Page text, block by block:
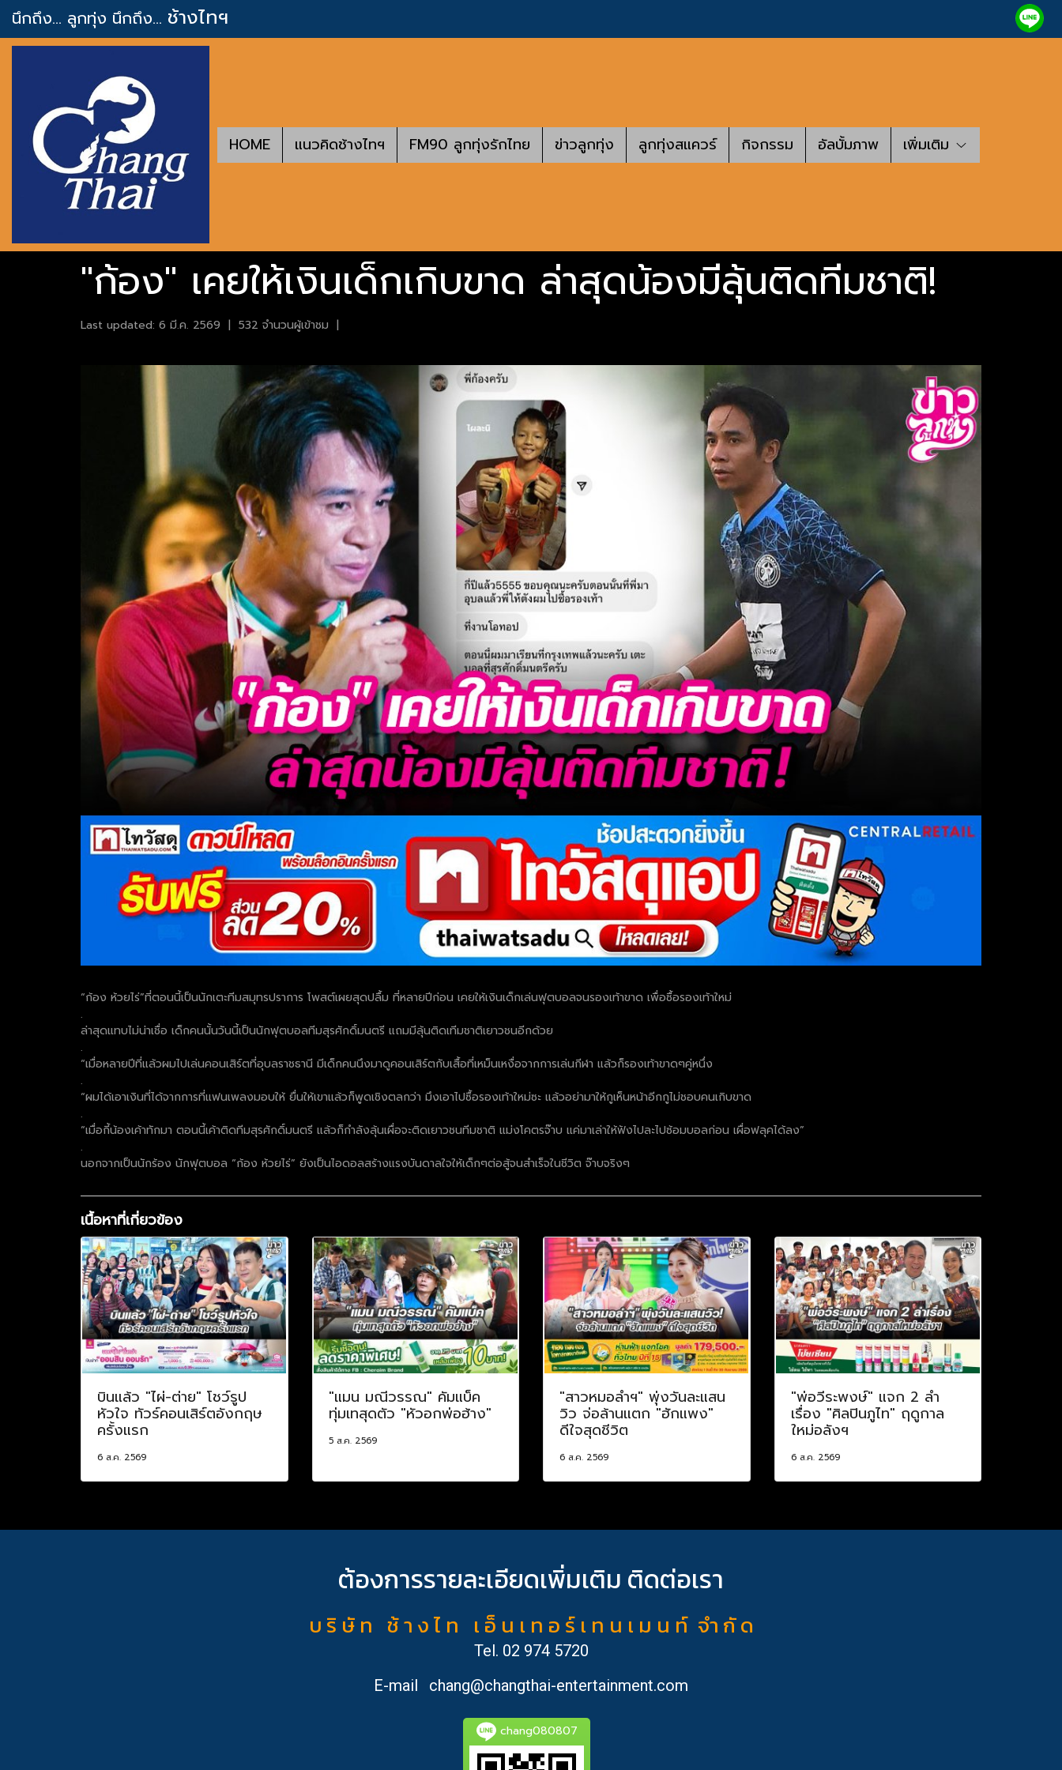
นึกถึง... ลูกทุ่ง นึกถึง... ช้างไทฯ
HOME แนวคิดช้างไทฯ FM90 ลูกทุ่งรักไทย ข่าวลูกทุ่ง ลูกทุ่งสแควร์ กิจกรรม อัลบั้มภาพ เพิ่มเติม
"ก้อง" เคยให้เงินเด็กเกิบขาด ล่าสุดน้องมีลุ้นติดทีมชาติ!
Last updated: 6 มี.ค. 2569 | 532 จำนวนผู้เข้าชม |
“ก้อง ห้วยไร่”ที่ตอนนี้เป็นนักเตะทีมสมุทรปราการ โพสต์เผยสุดปลื้ม ที่หลายปีก่อน เคยให้เงินเด็กเล่นฟุตบอลจนรองเท้าขาด เพื่อซื้อรองเท้าใหม่
.
ล่าสุดแทบไม่น่าเชื่อ เด็กคนนั้นวันนี้เป็นนักฟุตบอลทีมสุรศักดิ์มนตรี แถมมีลุ้นติดเทีมชาติเยาวชนอีกด้วย
.
“เมื่อหลายปีที่แล้วผมไปเล่นคอนเสิร์ตที่อุบลราชธานี มีเด็กคนนึงมาดูคอนเสิร์ตกับเสื้อที่เหม็นเหงื่อจากการเล่นกีฬา แล้วก็รองเท้าขาดๆคู่หนึ่ง
.
“ผมได้เอาเงินที่ได้จากการที่แฟนเพลงมอบให้ ยื่นให้เขาแล้วก็พูดเชิงตลกว่า มึงเอาไปซื้อรองเท้าใหม่ซะ แล้วอย่ามาให้กูเห็นหน้าอีกกูไม่ชอบคนเกิบขาด
.
“เมื่อกี้น้องเค้าทักมา ตอนนี้เค้าติดทีมสุรศักดิ์มนตรี แล้วก็กำลังลุ้นเผื่อจะติดเยาวชนทีมชาติ แม่งโคตรจ๊าบ แค่มาเล่าให้ฟังไปละไปซ้อมบอลก่อน เผื่อฟลุคได้ลง”
.
นอกจากเป็นนักร้อง นักฟุตบอล “ก้อง ห้วยไร่” ยังเป็นไอดอลสร้างแรงบันดาลใจให้เด็กๆต่อสู้จนสำเร็จในชีวิต จ๊าบจริงๆ
เนื้อหาที่เกี่ยวข้อง
บินแล้ว "ไผ่-ต่าย" โชว์รูป
หัวใจ ทัวร์คอนเสิร์ตอังกฤษ
ครั้งแรก
6 ส.ค. 2569
"แมน มณีวรรณ" คัมแบ็ค
ทุ่มเทสุดตัว "หัวอกพ่อฮ้าง"
5 ส.ค. 2569
"สาวหมอลำฯ" พุ่งวันละแสน
วิว จ่อล้านแตก "ฮักแพง"
ดีใจสุดชีวิต
6 ส.ค. 2569
"พ่อวีระพงษ์" แจก 2 ลำ
เรื่อง "ศิลปินภูไท" ฤดูกาล
ใหม่อลังฯ
6 ส.ค. 2569
ต้องการรายละเอียดเพิ่มเติม ติดต่อเรา
บ ริ ษั ท ช้ า ง ไ ท เ อ็ น เ ท อ ร์ เ ท น เ ม น ท์ จำ กั ด
Tel. 02 974 5720
E-mail
chang@changthai-entertainment.com
chang080807